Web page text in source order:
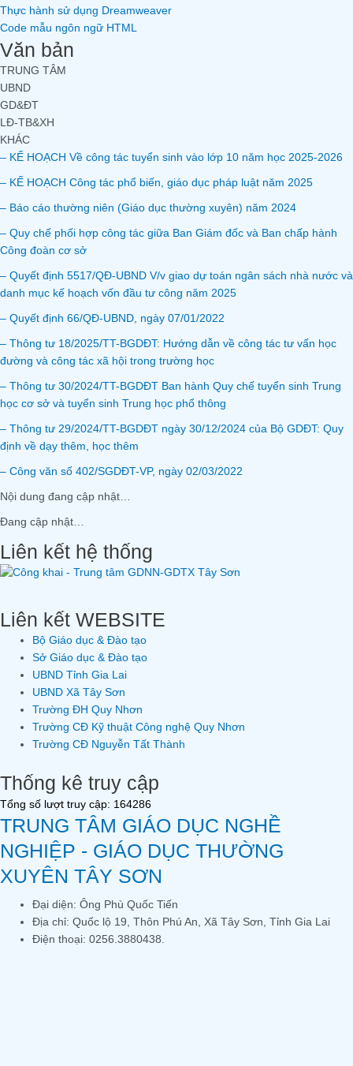
Thực hành sử dụng Dreamweaver
Code mẫu ngôn ngữ HTML
Văn bản
TRUNG TÂM
UBND
GD&ĐT
LĐ-TB&XH
KHÁC
– KẾ HOẠCH Về công tác tuyển sinh vào lớp 10 năm học 2025-2026
– KẾ HOẠCH Công tác phổ biến, giáo dục pháp luật năm 2025
– Báo cáo thường niên (Giáo dục thường xuyên) năm 2024
– Quy chế phối hợp công tác giữa Ban Giám đốc và Ban chấp hành
Công đoàn cơ sở
– Quyết định 5517/QĐ-UBND V/v giao dự toán ngân sách nhà nước và
danh mục kế hoạch vốn đầu tư công năm 2025
– Quyết định 66/QĐ-UBND, ngày 07/01/2022
– Thông tư 18/2025/TT-BGDĐT: Hướng dẫn về công tác tư vấn học
đường và công tác xã hội trong trường học
– Thông tư 30/2024/TT-BGDĐT Ban hành Quy chế tuyển sinh Trung
học cơ sở và tuyển sinh Trung học phổ thông
– Thông tư 29/2024/TT-BGDĐT ngày 30/12/2024 của Bộ GDĐT: Quy
định về dạy thêm, học thêm
– Công văn số 402/SGDĐT-VP, ngày 02/03/2022
Nội dung đang cập nhật…
Đang cập nhật…
Liên kết hệ thống
Liên kết WEBSITE
Bộ Giáo dục & Đào tạo
Sở Giáo dục & Đào tạo
UBND Tỉnh Gia Lai
UBND Xã Tây Sơn
Trường ĐH Quy Nhơn
Trường CĐ Kỹ thuật Công nghệ Quy Nhơn
Trường CĐ Nguyễn Tất Thành
Thống kê truy cập
Tổng số lượt truy cập: 164286
TRUNG TÂM GIÁO DỤC NGHỀ
NGHIỆP - GIÁO DỤC THƯỜNG
XUYÊN TÂY SƠN
Đại diện: Ông Phù Quốc Tiến
Địa chỉ: Quốc lộ 19, Thôn Phú An, Xã Tây Sơn, Tỉnh Gia Lai
Điện thoại: 0256.3880438.